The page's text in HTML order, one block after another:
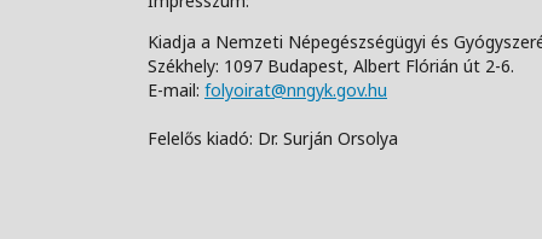
Kiadja a Nemzeti Népegészségügyi és
Székhely: 1097 Budapest, Albert Flórián út 2-6.
E-mail: folyoirat@nngyk.gov.hu
Felelős kiadó: Dr. Surján Orsolya